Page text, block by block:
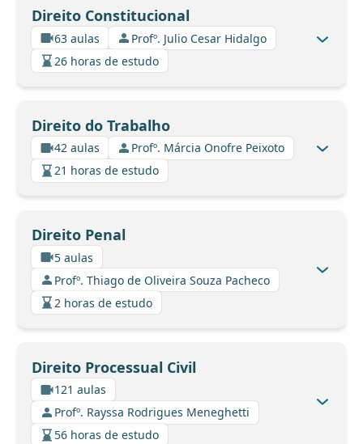
Direito Constitucional
63 aulas
Profº. Julio Cesar Hidalgo
26 horas de estudo
Direito do Trabalho
42 aulas
Profº. Márcia Onofre Peixoto
21 horas de estudo
Direito Penal
5 aulas
Profº. Thiago de Oliveira Souza Pacheco
2 horas de estudo
Direito Processual Civil
121 aulas
Profº. Rayssa Rodrigues Meneghetti
56 horas de estudo